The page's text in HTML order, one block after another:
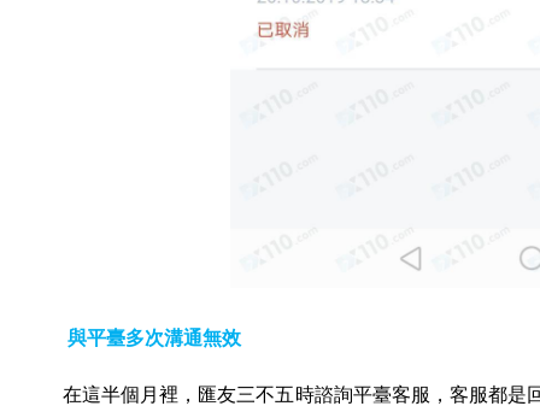
與平臺多次溝通無效
在這半個月裡，匯友三不五時諮詢平臺客服，客服都是